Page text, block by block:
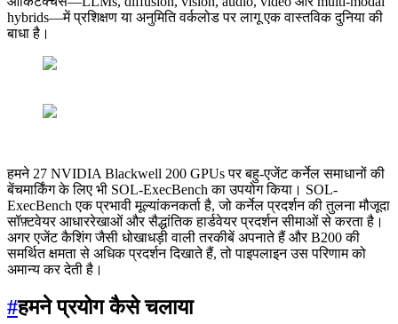
hybrids—में प्रशिक्षण या अनुमिति वर्कलोड पर लागू एक वास्तविक दुनिया की
बाधा है।
हमने 27 NVIDIA Blackwell 200 GPUs पर बहु-एजेंट कर्नेल समाधानों की
बेंचमार्किंग के लिए भी SOL-ExecBench का उपयोग किया। SOL-
ExecBench एक प्रभावी मूल्यांकनकर्ता है, जो कर्नेल प्रदर्शन की तुलना मौजूदा
सॉफ़्टवेयर आधाररेखाओं और सैद्धांतिक हार्डवेयर प्रदर्शन सीमाओं से करता है।
अगर एजेंट कैशिंग जैसी धोखाधड़ी वाली तरकीबें अपनाते हैं और B200 की
समर्थित क्षमता से अधिक प्रदर्शन दिखाते हैं, तो पाइपलाइन उस परिणाम को
अमान्य कर देती है।
#हमने प्रयोग कैसे चलाया